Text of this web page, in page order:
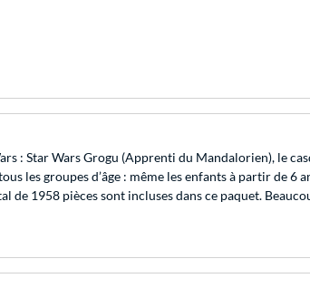
: Star Wars Grogu (Apprenti du Mandalorien), le
les groupes d’âge : même les enfants à partir de 6
de 1958 pièces sont incluses dans ce paquet.